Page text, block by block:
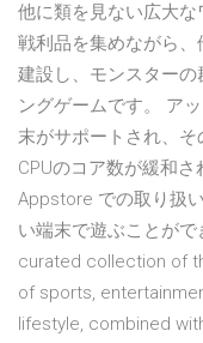
他に類を見ない広大な
戦利品を集めながら
建設し、モンスター
ングゲームです。 ア
末がサポートされ、そ
CPUのコア数が緩和
Appstore での取り扱
い端末で遊ぶことが
curated collection of
of sports,
lifestyle, combined